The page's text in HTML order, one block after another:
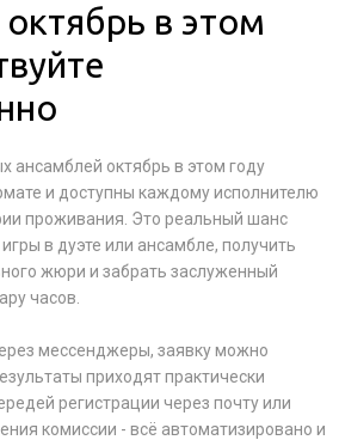
в этом
ансамблей октябрь в этом году
и доступны каждому исполнителю
проживания. Это реальный шанс
в дуэте или ансамбле, получить
жюри и забрать заслуженный
часов.
мессенджеры, заявку можно
приходят практически
регистрации через почту или
комиссии - всё автоматизировано и